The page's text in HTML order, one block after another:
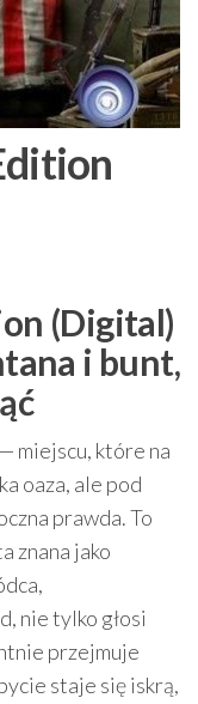
(Digital)
i bunt,
miejscu, które na
oaza, ale pod
prawda. To
znana jako
nie tylko głosi
przejmuje
staje się iskrą,